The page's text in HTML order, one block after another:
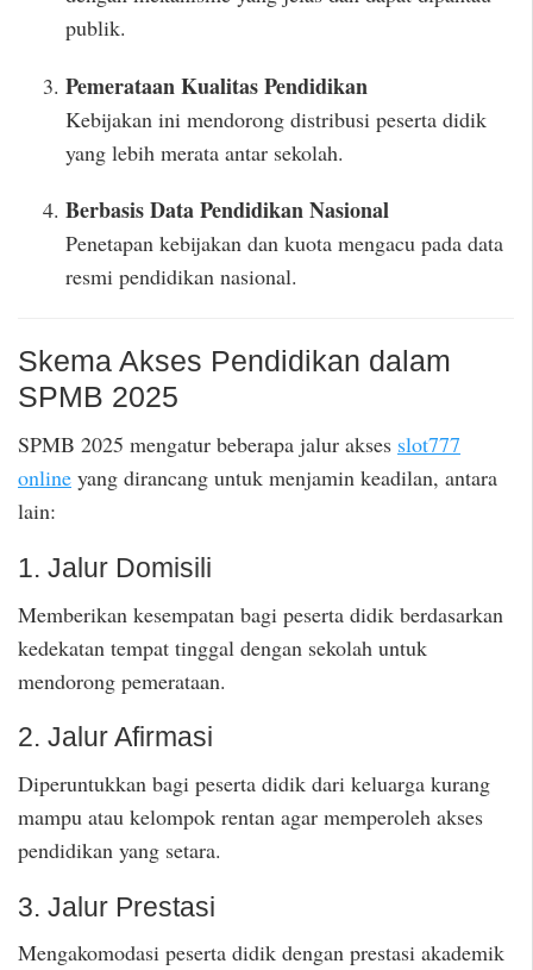
publik.
Pemerataan Kualitas Pendidikan
Kebijakan ini mendorong distribusi peserta didik
yang lebih merata antar sekolah.
Berbasis Data Pendidikan Nasional
Penetapan kebijakan dan kuota mengacu pada data
resmi pendidikan nasional.
Skema Akses Pendidikan dalam
SPMB 2025
SPMB 2025 mengatur beberapa jalur akses slot777
online yang dirancang untuk menjamin keadilan, antara
lain:
1. Jalur Domisili
Memberikan kesempatan bagi peserta didik berdasarkan
kedekatan tempat tinggal dengan sekolah untuk
mendorong pemerataan.
2. Jalur Afirmasi
Diperuntukkan bagi peserta didik dari keluarga kurang
mampu atau kelompok rentan agar memperoleh akses
pendidikan yang setara.
3. Jalur Prestasi
Mengakomodasi peserta didik dengan prestasi akademik